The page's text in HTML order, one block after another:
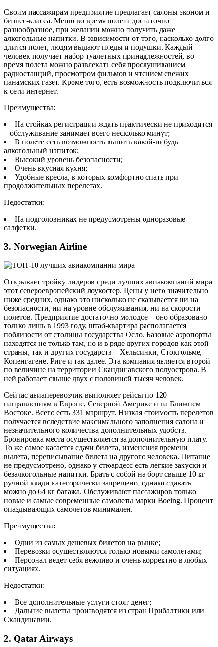
Своим пассажирам предприятие предлагает салоны эконом и
бизнес-класса. Меню во время полета достаточно
разнообразное, при желании можно получить даже
алкогольные напитки. В зависимости от того, насколько долго
длится полет, людям выдают пледы и подушки. Каждый
человек получает набор туалетных принадлежностей, во
время полета можно развлекать себя прослушиванием
радиостанций, просмотром фильмов и чтением свежих
панамских газет. Кроме того, есть возможность подключиться
к сети интернет.
Преимущества:
На стойках регистрации ждать практически не приходится
– обслуживание занимает всего несколько минут;
В полете есть возможность выпить какой-нибудь
алкогольный напиток;
Высокий уровень безопасности;
Очень вкусная кухня;
Удобные кресла, в которых комфортно спать при
продолжительных перелетах.
Недостатки:
На подголовниках не предусмотрены одноразовые
салфетки.
3. Norwegian Airline
Открывает тройку лидеров среди лучших авиакомпаний мира
этот североевропейский лоукостер. Цены у него значительно
ниже средних, однако это нисколько не сказывается ни на
безопасности, ни на уровне обслуживания, ни на скорости
полетов. Предприятие достаточно молодое – оно образовано
только лишь в 1993 году, штаб-квартира располагается
поблизости от столицы государства Осло. Базовые аэропорты
находятся не только там, но и в ряде других городов как этой
страны, так и других государств – Хельсинки, Стокгольме,
Копенгагене, Риге и так далее. Эта компания является второй
по величине на территории Скандинавского полуострова. В
ней работает свыше двух с половиной тысяч человек.
Сейчас авиаперевозчик выполняет рейсы по 120
направлениям в Европе, Северной Америке и на Ближнем
Востоке. Всего есть 331 маршрут. Низкая стоимость перелетов
получается вследствие максимального заполнения салона и
незначительного количества дополнительных удобств.
Бронировка места осуществляется за дополнительную плату.
То же самое касается сдачи билета, изменения времени
вылета, переписывание билета на другого человека. Питание
не предусмотрено, однако у стюардесс есть легкие закуски и
безалкогольные напитки. Брать с собой на борт свыше 10 кг
ручной клади категорически запрещено, однако сдавать
можно до 64 кг багажа. Обслуживают пассажиров только
новые и самые современные самолеты марки Boeing. Процент
опаздывающих самолетов минимален.
Преимущества:
Одни из самых дешевых билетов на рынке;
Перевозки осуществляются только новыми самолетами;
Персонал ведет себя вежливо и очень корректно в любых
ситуациях.
Недостатки:
Все дополнительные услуги стоят денег;
Дальние вылеты производятся из стран Прибалтики или
Скандинавии.
2. Qatar Airways